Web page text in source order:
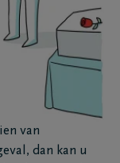
van
dan kan u